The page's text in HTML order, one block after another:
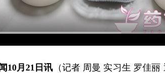
10月21日讯 （记者 周曼 实习生 罗佳